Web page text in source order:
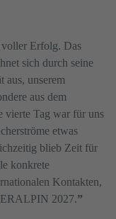
Erfolg. Das
sich durch seine
aus, unserem
aus dem
vierte Tag war für uns
etwas
blieb Zeit für
konkrete
Kontakten,
2027.”